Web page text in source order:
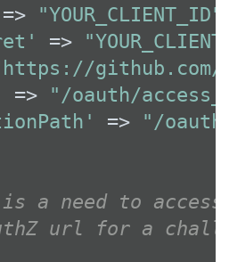
=> "YOUR_CLIENT_ID"
=>
=>
"/oauth/
=>
"/
is a need to
url for a